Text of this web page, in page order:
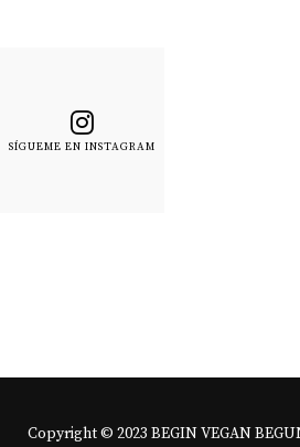
SÍGUEME EN INSTAGRAM
Copyright © 2023 BEGIN VEGAN